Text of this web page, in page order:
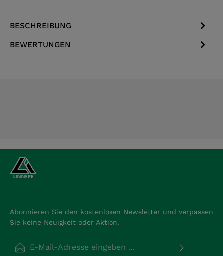
BESCHREIBUNG
BEWERTUNGEN
Abonnieren Sie den kostenlosen Newsletter und verpassen
Sie keine Neuigkeit oder Aktion.